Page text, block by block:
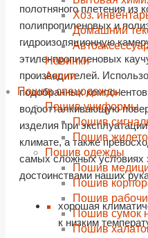
Хоз.
Домашний
Новинки
Акции
Пошив спецодежды
Пошив униформы
Пошив
Пошив
Пошив одежды
Пошив
Пошив
Пошив
Пошив сумок
Пошив
полотняного плетения из
полипропиленовых и
гидроизоляционную
этиленпропиленовых
производителей.
подобранных
водоотталкивающую
изделия при
климате, а также
самых сложных условиях
достоинствами наших
хорошая
к низким